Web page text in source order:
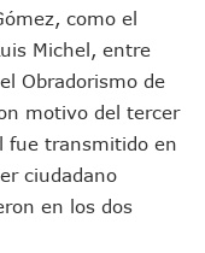
Promoción En California Con
Hipótesis Por La Muerte
El Sistema De
A 100 Familias De
Del Agua De Calidad
Tovar Eleva A 4 Cuerpos
Premiación Nacional De La
De Familias En Las
Mantienen Restricciones
como el
Michel, entre
Obradorismo de
motivo del tercer
fue transmitido en
ciudadano
en los dos